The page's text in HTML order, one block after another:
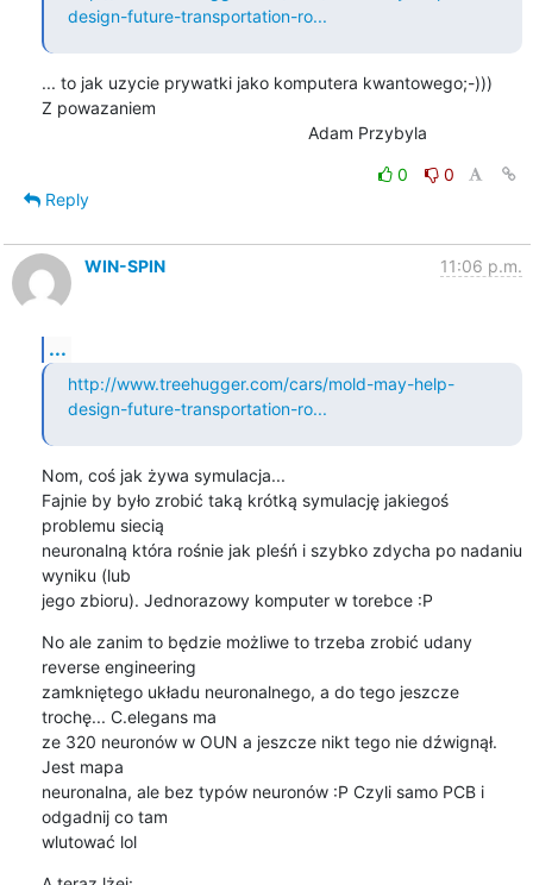
design-future-transportation-ro...
... to jak uzycie prywatki jako komputera kwantowego;-)))
Z powazaniem
    							Adam Przybyla
0
0
Reply
WIN-SPIN 11:06 p.m.
...
http://www.treehugger.com/cars/mold-may-help-
design-future-transportation-ro...
Nom, coś jak żywa symulacja...
Fajnie by było zrobić taką krótką symulację jakiegoś
problemu siecią
neuronalną która rośnie jak pleśń i szybko zdycha po nadaniu
wyniku (lub
jego zbioru). Jednorazowy komputer w torebce :P
No ale zanim to będzie możliwe to trzeba zrobić udany
reverse engineering
zamkniętego układu neuronalnego, a do tego jeszcze
trochę... C.elegans ma
ze 320 neuronów w OUN a jeszcze nikt tego nie dźwignął.
Jest mapa
neuronalna, ale bez typów neuronów :P Czyli samo PCB i
odgadnij co tam
wlutować lol